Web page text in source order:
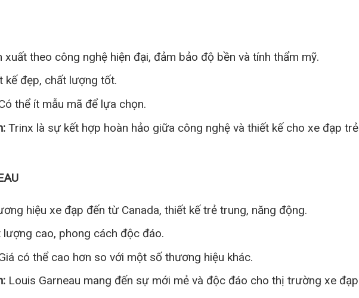
xuất theo công nghệ hiện đại, đảm bảo độ bền và tính thẩm mỹ.
kế đẹp, chất lượng tốt.
thể ít mẫu mã để lựa chọn.
Trinx là sự kết hợp hoàn hảo giữa công nghệ và thiết kế cho xe đạp trẻ
hiệu xe đạp đến từ Canada, thiết kế trẻ trung, năng động.
cao, phong cách độc đáo.
có thể cao hơn so với một số thương hiệu khác.
Louis Garneau mang đến sự mới mẻ và độc đáo cho thị trường xe đạp